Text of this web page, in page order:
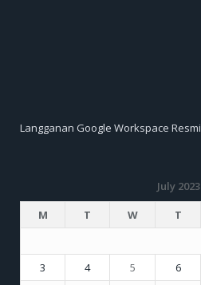
Langganan Google Workspace Resmi
July 2023
M
T W T
3
4 5 6